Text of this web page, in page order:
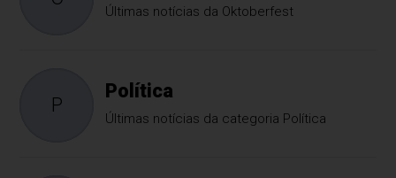
Últimas notícias da Oktoberfest
P
Política
Últimas notícias da categoria Política